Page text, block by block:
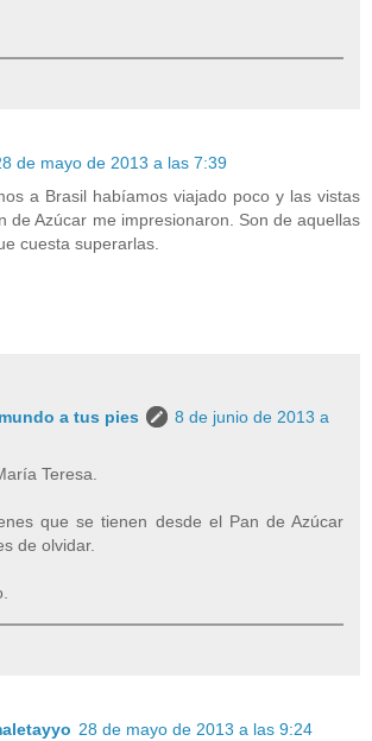
de mayo de 2013 a las 7:39
a Brasil habíamos viajado poco y las vistas
de Azúcar me impresionaron. Son de aquellas
cuesta superarlas.
a tus pies
8 de junio de 2013 a
Teresa.
que se tienen desde el Pan de Azúcar
de olvidar.
28 de mayo de 2013 a las 9:24